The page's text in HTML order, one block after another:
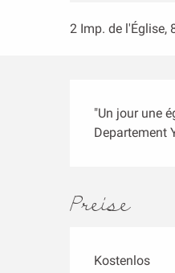
2 Imp. de l'Église,
"Un jour une
Departement
Preise
Kostenlos